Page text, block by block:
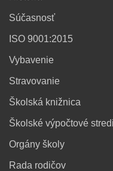
Súčasnosť
ISO 9001:2015
Vybavenie
Stravovanie
Školská knižnica
Školské výpočtové
Orgány školy
Rada rodičov